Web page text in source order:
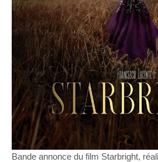
Bande annonce du film Starbright,